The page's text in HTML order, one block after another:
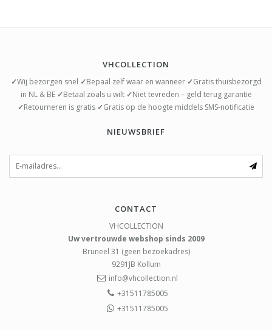
VHCOLLECTION
✓Wij bezorgen snel ✓Bepaal zelf waar en wanneer ✓Gratis thuisbezorgd
in NL & BE ✓Betaal zoals u wilt ✓Niet tevreden – geld terug garantie
✓Retourneren is gratis ✓Gratis op de hoogte middels SMS-notificatie
NIEUWSBRIEF
CONTACT
VHCOLLECTION
Uw vertrouwde webshop sinds 2009
Bruneel 31 (geen bezoekadres)
9291JB Kollum
info@vhcollection.nl
+31511785005
+31511785005